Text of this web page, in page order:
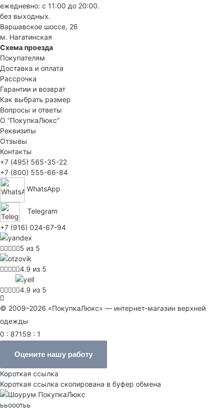
ежедневно: с 11:00 до 20:00.
без выходных.
Варшавское шоссе, 26
м. Нагатинская
Схема проезда
Покупателям
Доставка и оплата
Рассрочка
Гарантии и возврат
Как выбрать размер
Вопросы и ответы
О “ПокупкаЛюкс”
Реквизиты
Отзывы
Контакты
+7 (495) 565-35-22
+7 (800) 555-66-84
WhatsApp
Telegram
+7 (916) 024-67-94
5 из 5
4.9 из 5
4.9 из 5
© 2009–2026 «ПокупкаЛюкс» — интернет-магазин верхней
одежды
0 : 87159 : 1
Оцените нашу работу
Короткая ссылка
Короткая ссылка скопирована в буфер обмена
ььооотьь